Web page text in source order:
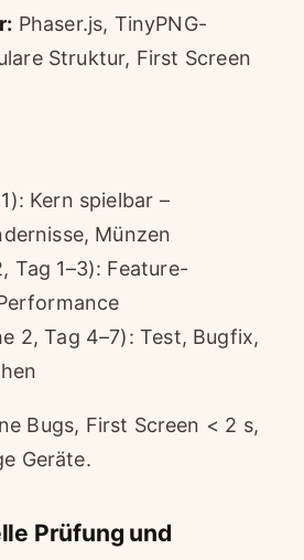
Phaser.js, TinyPNG-
Struktur, First Screen
Kern spielbar –
Münzen
Tag 1–3): Feature-
2, Tag 4–7): Test, Bugfix,
Bugs, First Screen < 2 s,
Geräte.
Prüfung und